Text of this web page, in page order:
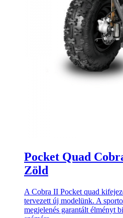
Pocket Quad
Zöld
A Cobra II Pocket quad
tervezett új modelünk. A
megjelenés garantált élményt